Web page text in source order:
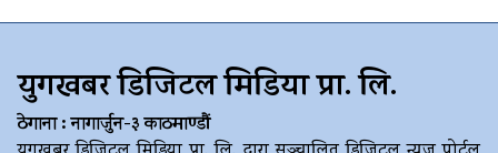
युगखबर डिजिटल मिडिया प्रा. लि.
ठेगाना : नागार्जुन-३ काठमाण्डौं